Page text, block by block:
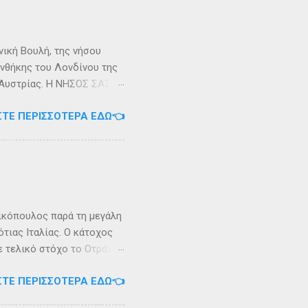
Βουλή, της νήσου
του Λονδίνου της
Αυστρίας. Η ΝΗΣΟΣ ΣΑΣΩΝ
περίπου 6 τ.χλμ.
του πολέμου ανάμεσα
ΠΕΡΙΣΣΌΤΕΡΑ ΕΔΏ👈
παρά τη μεγάλη
Ιταλίας. Ο κάτοχος
στόχο το Οτράντο
και οι συνθήκες
ΠΕΡΙΣΣΌΤΕΡΑ ΕΔΏ👈